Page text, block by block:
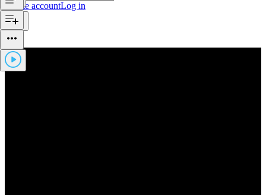
Create accountLog in